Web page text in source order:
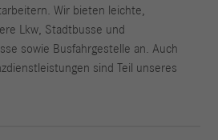
Wir bieten leichte,
Lkw, Stadtbusse und
sowie Busfahrgestelle an. Auch
sind Teil unseres